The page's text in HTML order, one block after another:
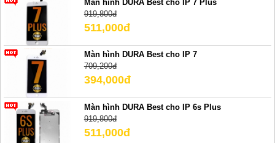
Màn hình DURA Best cho IP 7 Plus
919,800đ
511,000đ
Màn hình DURA Best cho IP 7
709,200đ
394,000đ
Màn hình DURA Best cho IP 6s Plus
919,800đ
511,000đ